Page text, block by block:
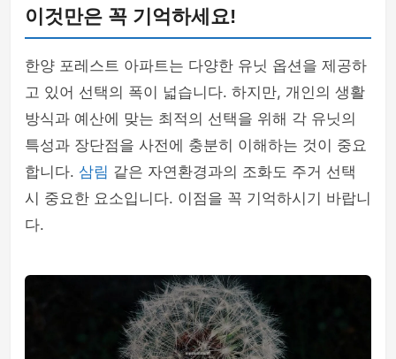
이것만은 꼭 기억하세요!
한양 포레스트 아파트는 다양한 유닛 옵션을 제공하
고 있어 선택의 폭이 넓습니다. 하지만, 개인의 생활
방식과 예산에 맞는 최적의 선택을 위해 각 유닛의
특성과 장단점을 사전에 충분히 이해하는 것이 중요
합니다. 삼림 같은 자연환경과의 조화도 주거 선택
시 중요한 요소입니다. 이점을 꼭 기억하시기 바랍니
다.